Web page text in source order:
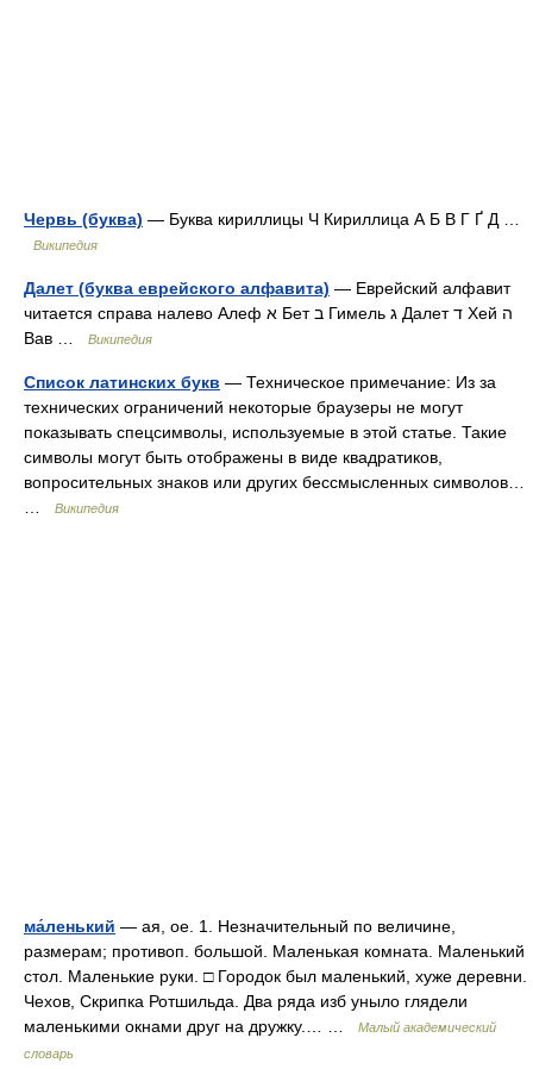
Червь (буква) — Буква кириллицы Ч Кириллица А Б В Г Ґ Д …
Википедия
Далет (буква еврейского алфавита) — Еврейский алфавит
читается справа налево Алеф א Бет ב Гимель ג Далет ד Хей ה
Вав …
Википедия
Список латинских букв — Техническое примечание: Из за
технических ограничений некоторые браузеры не могут
показывать спецсимволы, используемые в этой статье. Такие
символы могут быть отображены в виде квадратиков,
вопросительных знаков или других бессмысленных символов…
Википедия
ма́ленький — ая, ое. 1. Незначительный по величине,
размерам; противоп. большой. Маленькая комната. Маленький
стол. Маленькие руки. □ Городок был маленький, хуже деревни.
Чехов, Скрипка Ротшильда. Два ряда изб уныло глядели
маленькими окнами друг на дружку.… …
Малый академический
словарь